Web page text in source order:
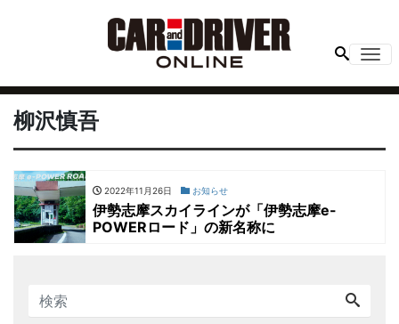
柳沢慎吾
2022年11月26日 お知らせ
伊勢志摩スカイラインが「伊勢志摩e-
POWERロード」の新名称に